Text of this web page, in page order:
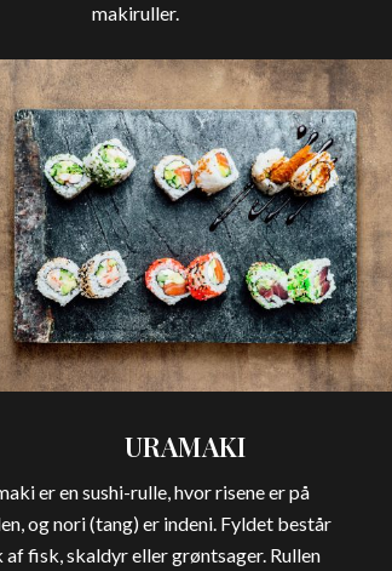
makiruller.
URAMAKI
er en sushi-rulle, hvor risene er på
og nori (tang) er indeni. Fyldet består
fisk, skaldyr eller grøntsager. Rullen